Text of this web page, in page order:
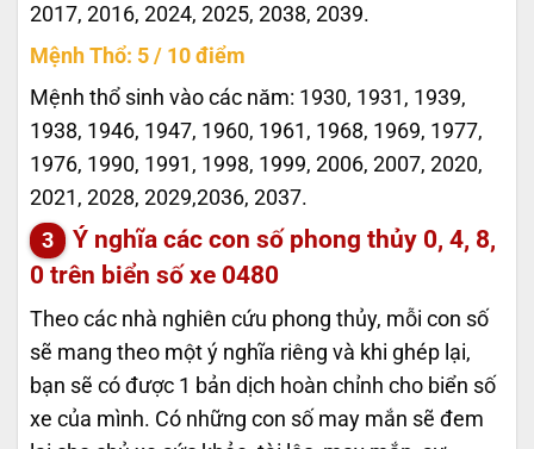
2017, 2016, 2024, 2025, 2038, 2039.
Mệnh Thổ: 5 / 10 điểm
Mệnh thổ sinh vào các năm: 1930, 1931, 1939,
1938, 1946, 1947, 1960, 1961, 1968, 1969, 1977,
1976, 1990, 1991, 1998, 1999, 2006, 2007, 2020,
2021, 2028, 2029,2036, 2037.
Ý nghĩa các con số phong thủy 0, 4, 8,
0 trên biển số xe 0480
Theo các nhà nghiên cứu phong thủy, mỗi con số
sẽ mang theo một ý nghĩa riêng và khi ghép lại,
bạn sẽ có được 1 bản dịch hoàn chỉnh cho biển số
xe của mình. Có những con số may mắn sẽ đem